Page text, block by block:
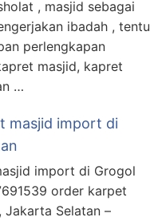
, masjid sebagai
ibadah , tentu
perlengkapan
masjid, kapret
…
masjid import di
import di Grogol
order karpet
Selatan –